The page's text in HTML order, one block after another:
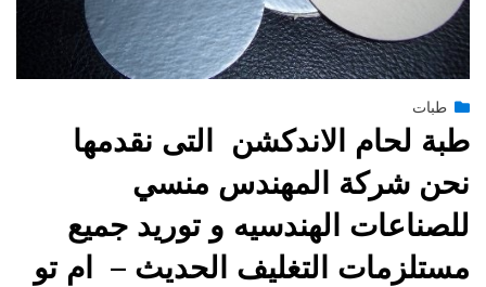
engmansyPosted
يونيو 27, 2015
طبات
طبة لحام الاندكشن التى نقدمها
نحن شركة المهندس منسي
للصناعات الهندسيه و توريد جميع
مستلزمات التغليف الحديث – ام تو